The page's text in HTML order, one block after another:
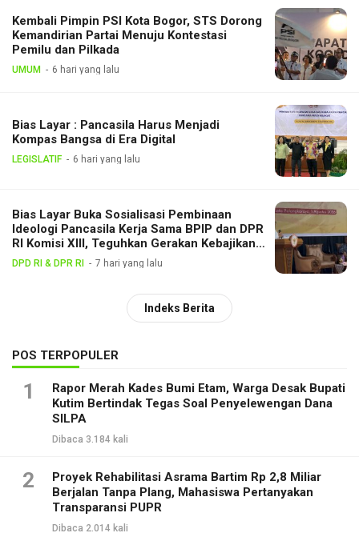
Kembali Pimpin PSI Kota Bogor, STS Dorong
Kemandirian Partai Menuju Kontestasi
Pemilu dan Pilkada
UMUM 6 hari yang lalu
Bias Layar : Pancasila Harus Menjadi
Kompas Bangsa di Era Digital
LEGISLATIF 6 hari yang lalu
Bias Layar Buka Sosialisasi Pembinaan
Ideologi Pancasila Kerja Sama BPIP dan DPR
RI Komisi XIII, Teguhkan Gerakan Kebajikan
Pancasila di Tengah Masyarakat
DPD RI & DPR RI 7 hari yang lalu
Indeks Berita
POS TERPOPULER
1
Rapor Merah Kades Bumi Etam, Warga Desak Bupati
Kutim Bertindak Tegas Soal Penyelewengan Dana
SILPA
Dibaca 3.184 kali
2
Proyek Rehabilitasi Asrama Bartim Rp 2,8 Miliar
Berjalan Tanpa Plang, Mahasiswa Pertanyakan
Transparansi PUPR
Dibaca 2.014 kali